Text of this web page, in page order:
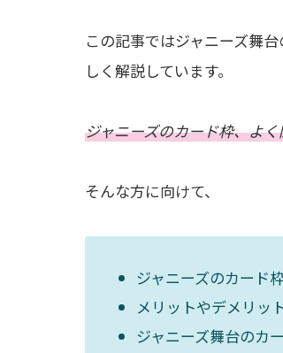
この記事ではジャニーズ舞
しく解説しています。
ジャニーズのカード枠、よ
そんな方に向けて、
ジャニーズのカード
メリットやデメリッ
ジャニーズ舞台のカ